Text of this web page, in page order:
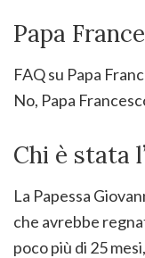
Papa
FAQ su Papa
No, Papa
Chi è stata
La Papessa
che avrebbe
poco più di 25